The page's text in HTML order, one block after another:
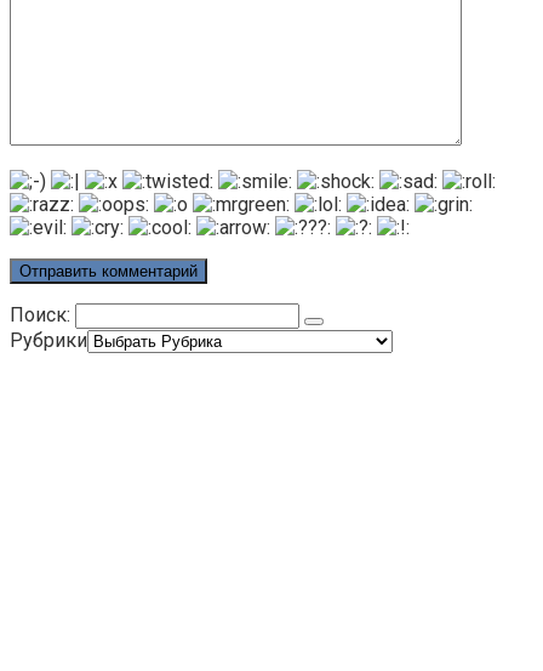
Поиск:
Рубрики